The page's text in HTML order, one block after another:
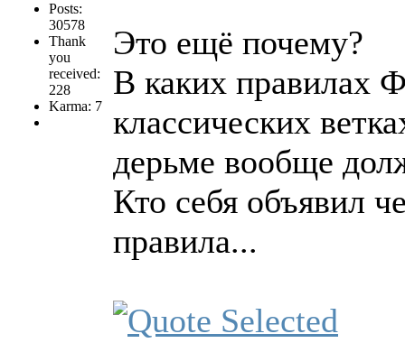
Posts:
30578
Thank
you
received:
228
Karma: 7
Это ещё почему?
В каких правилах
классических
дерьме вообще
Кто себя объявил
правила...